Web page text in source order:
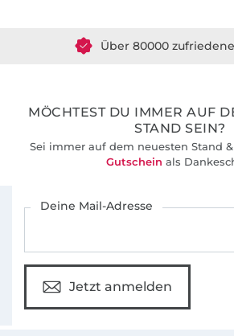
Über 80000 zufriedene
MÖCHTEST DU IMMER AUF
STAND SEIN?
Sei immer auf dem neuesten Stand
Gutschein als
Deine Mail-Adresse
Jetzt anmelden